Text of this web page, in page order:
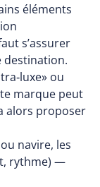
éléments
s’assurer
destination.
ou
marque peut
alors proposer
navire, les
rythme) —